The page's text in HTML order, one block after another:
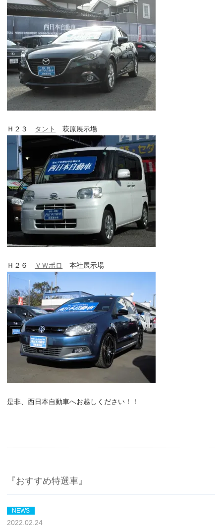
Ｈ２３ タント 萩原展示場
Ｈ２６ ＶＷポロ 本社展示場
是非、西日本自動車へお越しください！！
『おすすめ特選車』
NEWS
2022.02.24